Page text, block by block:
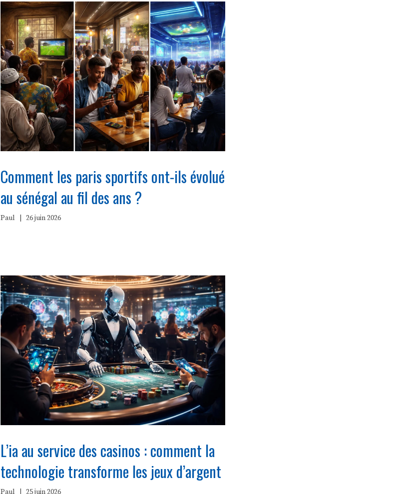
Comment les paris sportifs ont-ils évolué
au sénégal au fil des ans ?
Paul 26 juin 2026
L’ia au service des casinos : comment la
technologie transforme les jeux d’argent
Paul 25 juin 2026